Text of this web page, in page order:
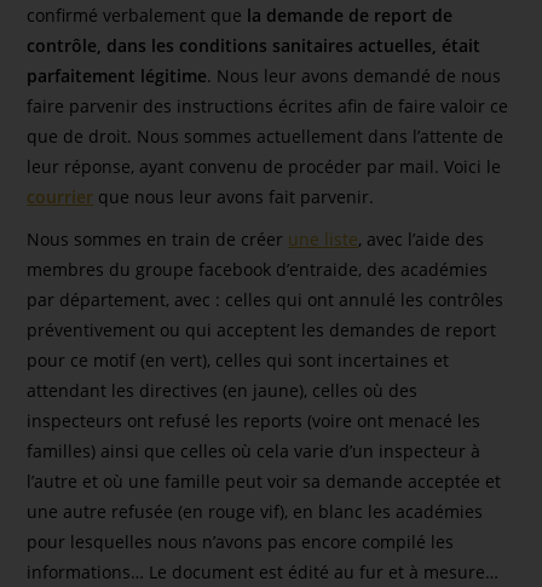
confirmé verbalement que la demande de report de
contrôle, dans les conditions sanitaires actuelles, était
parfaitement légitime. Nous leur avons demandé de nous
faire parvenir des instructions écrites afin de faire valoir ce
que de droit. Nous sommes actuellement dans l’attente de
leur réponse, ayant convenu de procéder par mail. Voici le
courrier que nous leur avons fait parvenir.
Nous sommes en train de créer une liste, avec l’aide des
membres du groupe facebook d’entraide, des académies
par département, avec : celles qui ont annulé les contrôles
préventivement ou qui acceptent les demandes de report
pour ce motif (en vert), celles qui sont incertaines et
attendant les directives (en jaune), celles où des
inspecteurs ont refusé les reports (voire ont menacé les
familles) ainsi que celles où cela varie d’un inspecteur à
l’autre et où une famille peut voir sa demande acceptée et
une autre refusée (en rouge vif), en blanc les académies
pour lesquelles nous n’avons pas encore compilé les
informations… Le document est édité au fur et à mesure…